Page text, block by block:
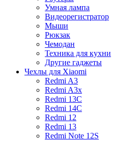
Умная лампа
Видеорегистратор
Мыши
Рюкзак
Чемодан
Техника для кухни
Другие гаджеты
Чехлы для Xiaomi
Redmi A3
Redmi A3x
Redmi 13C
Redmi 14C
Redmi 12
Redmi 13
Redmi Note 12S